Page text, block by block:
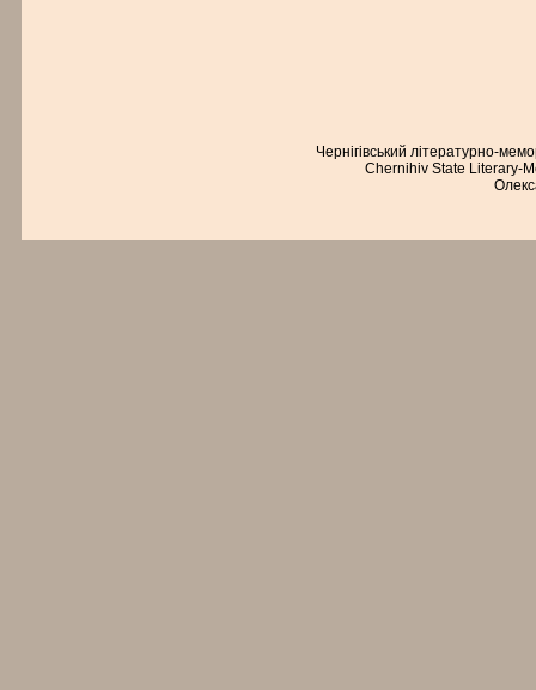
Чернігівський літературно-
Chernihiv State Literary-